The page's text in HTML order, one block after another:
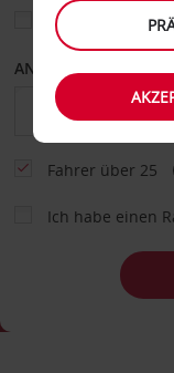
Eine andere
ANFANGSDATUM
Fahrer über 25
Ich habe einen